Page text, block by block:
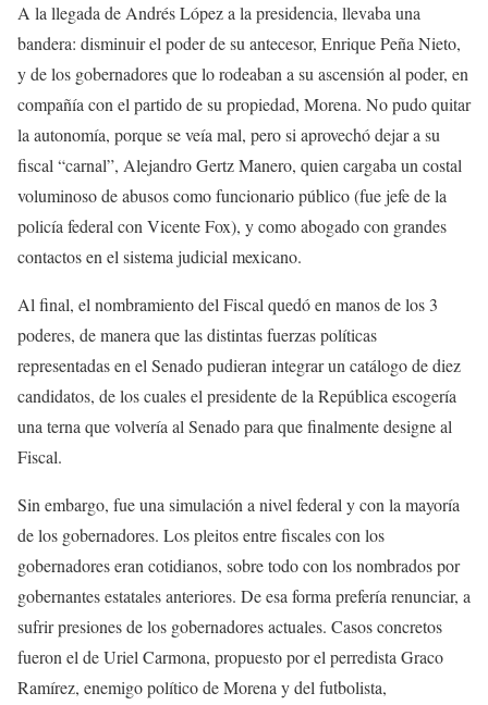
A la llegada de Andrés López a la presidencia, llevaba una
bandera: disminuir el poder de su antecesor, Enrique Peña Nieto,
y de los gobernadores que lo rodeaban a su ascensión al poder, en
compañía con el partido de su propiedad, Morena. No pudo quitar
la autonomía, porque se veía mal, pero si aprovechó dejar a su
fiscal “carnal”, Alejandro Gertz Manero, quien cargaba un costal
voluminoso de abusos como funcionario público (fue jefe de la
policía federal con Vicente Fox), y como abogado con grandes
contactos en el sistema judicial mexicano.
Al final, el nombramiento del Fiscal quedó en manos de los 3
poderes, de manera que las distintas fuerzas políticas
representadas en el Senado pudieran integrar un catálogo de diez
candidatos, de los cuales el presidente de la República escogería
una terna que volvería al Senado para que finalmente designe al
Fiscal.
Sin embargo, fue una simulación a nivel federal y con la mayoría
de los gobernadores. Los pleitos entre fiscales con los
gobernadores eran cotidianos, sobre todo con los nombrados por
gobernantes estatales anteriores. De esa forma prefería renunciar, a
sufrir presiones de los gobernadores actuales. Casos concretos
fueron el de Uriel Carmona, propuesto por el perredista Graco
Ramírez, enemigo político de Morena y del futbolista,